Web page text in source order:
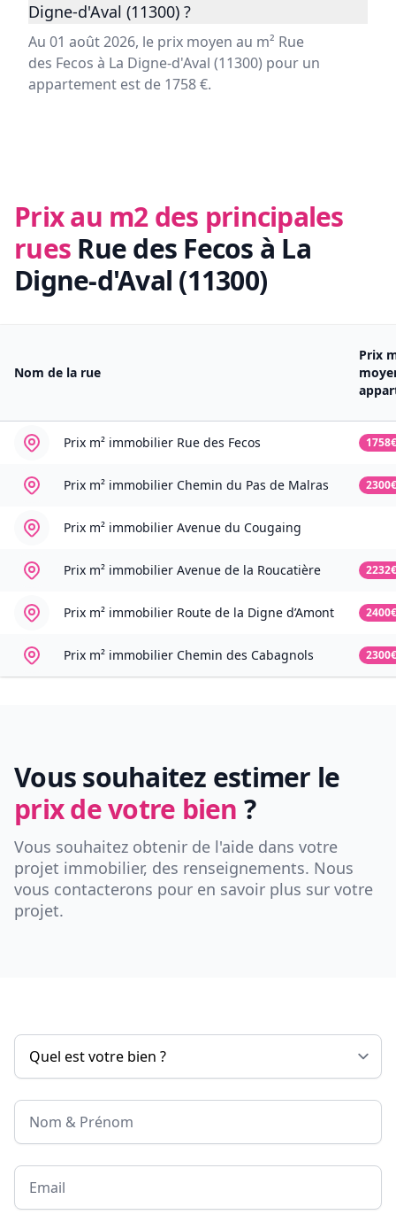
Digne-d'Aval (11300) ?
Au 01 août 2026, le prix moyen au m² Rue
des Fecos à La Digne-d'Aval (11300) pour un
appartement est de 1758 €.
Prix au m2 des principales
rues Rue des Fecos à La
Digne-d'Aval (11300)
Nom de la rue
Prix
Prix m² immobilier Rue des Fecos 1758€
Prix m² immobilier Chemin du Pas de Malras 2300€
Prix m² immobilier Avenue du Cougaing
Prix m² immobilier Avenue de la Roucatière 2232€
Prix m² immobilier Route de la Digne d’Amont 2400€
Prix m² immobilier Chemin des Cabagnols 2300€
Vous souhaitez estimer le
prix de votre bien ?
Vous souhaitez obtenir de l'aide dans votre
projet immobilier, des renseignements. Nous
vous contacterons pour en savoir plus sur votre
projet.
Nom & Prénom
Email